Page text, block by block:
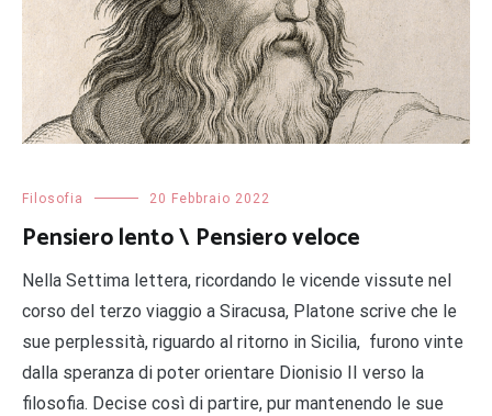
Filosofia 20 Febbraio 2022
Pensiero lento \ Pensiero veloce
Nella Settima lettera, ricordando le vicende vissute nel
corso del terzo viaggio a Siracusa, Platone scrive che le
sue perplessità, riguardo al ritorno in Sicilia, furono vinte
dalla speranza di poter orientare Dionisio II verso la
filosofia. Decise così di partire, pur mantenendo le sue